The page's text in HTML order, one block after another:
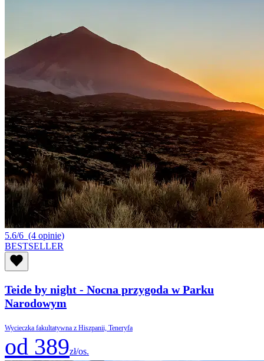
5.6/6 (4 opinie)
BESTSELLER
Teide by night - Nocna przygoda w Parku
Narodowym
Wycieczka fakultatywna z Hiszpanii, Teneryfa
od 389zł/os.